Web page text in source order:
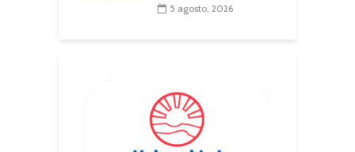
5 agosto, 2026